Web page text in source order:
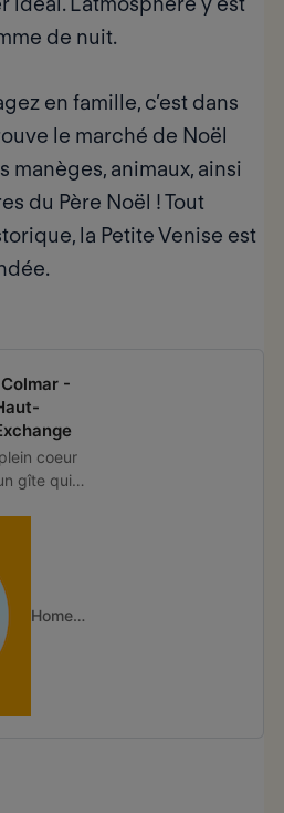
de nuit.
en famille, c’est dans
le marché de Noël
manèges, animaux, ainsi
du Père Noël ! Tout
la Petite Venise est
-
coeur
gîte qui
HomeExchange